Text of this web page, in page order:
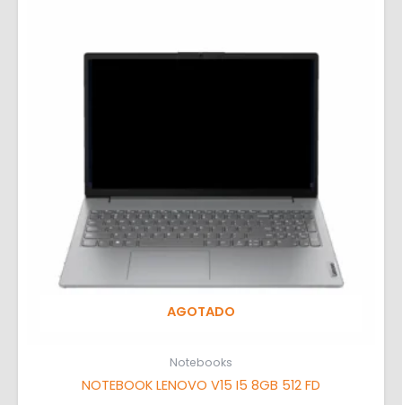
AGOTADO
Notebooks
NOTEBOOK LENOVO V15 I5 8GB 512 FD